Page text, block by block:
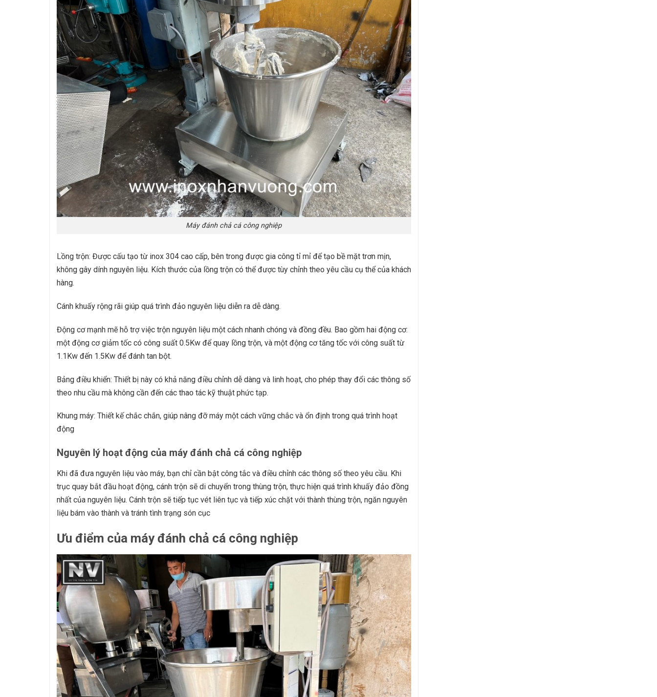
Máy đánh chả cá công nghiệp
Lồng trộn: Được cấu tạo từ inox 304 cao cấp, bên trong được gia công tỉ mỉ để tạo bề mặt trơn mịn,
không gây dính nguyên liệu. Kích thước của lồng trộn có thể được tùy chỉnh theo yêu cầu cụ thể của khách
hàng.
Cánh khuấy rộng rãi giúp quá trình đảo nguyên liệu diễn ra dễ dàng.
Động cơ mạnh mẽ hỗ trợ việc trộn nguyên liệu một cách nhanh chóng và đồng đều. Bao gồm hai động cơ:
một động cơ giảm tốc có công suất 0.5Kw để quay lồng trộn, và một động cơ tăng tốc với công suất từ
1.1Kw đến 1.5Kw để đánh tan bột.
Bảng điều khiển: Thiết bị này có khả năng điều chỉnh dễ dàng và linh hoạt, cho phép thay đổi các thông số
theo nhu cầu mà không cần đến các thao tác kỹ thuật phức tạp.
Khung máy: Thiết kế chắc chắn, giúp nâng đỡ máy một cách vững chắc và ổn định trong quá trình hoạt
động
Nguyên lý hoạt động của máy đánh chả cá công nghiệp
Khi đã đưa nguyên liệu vào máy, bạn chỉ cần bật công tắc và điều chỉnh các thông số theo yêu cầu. Khi
trục quay bắt đầu hoạt động, cánh trộn sẽ di chuyển trong thùng trộn, thực hiện quá trình khuấy đảo đồng
nhất của nguyên liệu. Cánh trộn sẽ tiếp tục vét liên tục và tiếp xúc chặt với thành thùng trộn, ngăn nguyên
liệu bám vào thành và tránh tình trạng són cục
Ưu điểm của máy đánh chả cá công nghiệp